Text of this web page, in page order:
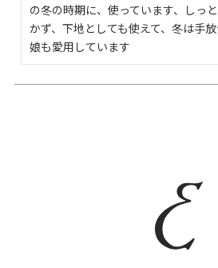
の冬の時期に、使っています、しっ
かず、下地としても使えて、冬は手放
娘も愛用しています